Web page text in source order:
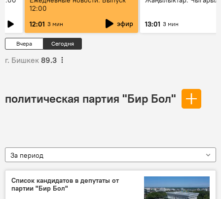
12:00
12:01 3 мин эфир 13:01 3 мин
Вчера Сегодня
г. Бишкек 89.3
политическая партия "Бир Бол"
За период
Список кандидатов в депутаты от
партии "Бир Бол"